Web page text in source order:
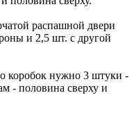
распашной двери
и 2,5 шт. с другой
коробок нужно 3 штуки -
- половина сверху и